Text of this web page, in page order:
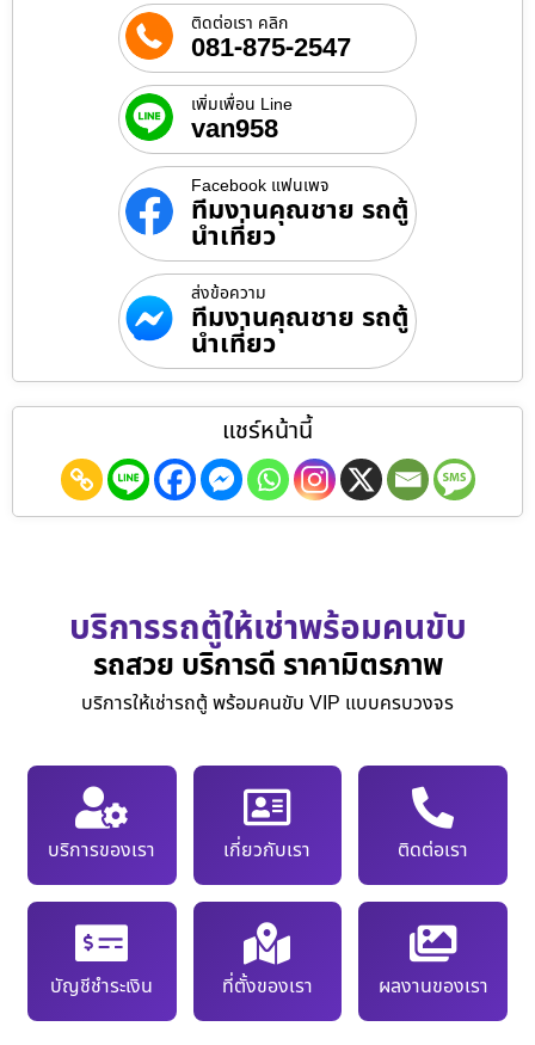
ติดต่อเรา คลิก
081-875-2547
เพิ่มเพื่อน Line
van958
Facebook แฟนเพจ
ทีมงานคุณชาย รถตู้
นำเที่ยว
ส่งข้อความ
ทีมงานคุณชาย รถตู้
นำเที่ยว
แชร์หน้านี้
บริการรถตู้ให้เช่าพร้อมคนขับ
รถสวย บริการดี ราคามิตรภาพ
บริการให้เช่ารถตู้ พร้อมคนขับ VIP แบบครบวงจร
บริการของเรา เกี่ยวกับเรา ติดต่อเรา
บัญชีชำระเงิน ที่ตั้งของเรา ผลงานของเรา